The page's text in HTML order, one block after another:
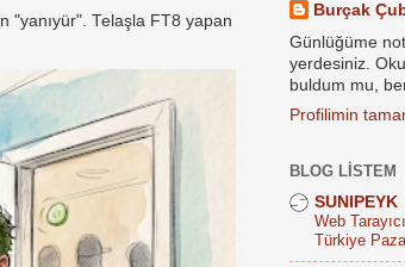
"yanıyür". Telaşla FT8 yapan
Burçak
Günlüğüme
yerdesiniz.
buldum mu,
Profilimin
BLOG LISTEM
SUNIPEYK
Web
Türkiye